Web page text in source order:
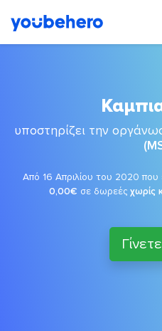
υποστηρίζει την
Από 16 Απριλίου του 2020 που
0,00€ σε δωρεές χωρίς